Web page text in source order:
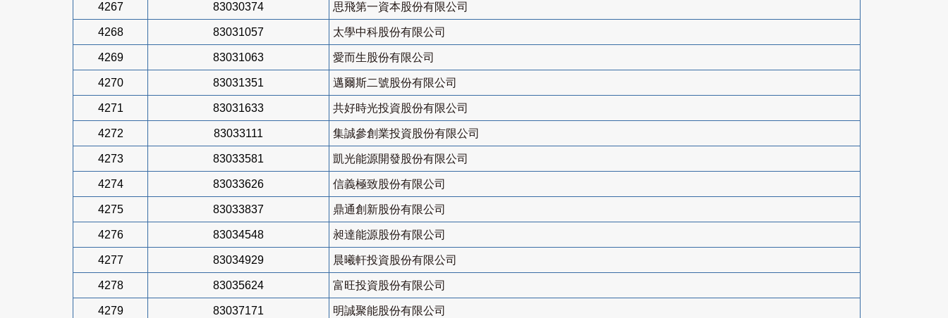
4267 83030374 思飛第一資本股份有限公司
4268 83031057 太學中科股份有限公司
4269 83031063 愛而生股份有限公司
4270 83031351 邁爾斯二號股份有限公司
4271 83031633 共好時光投資股份有限公司
4272 83033111 集誠參創業投資股份有限公司
4273 83033581 凱光能源開發股份有限公司
4274 83033626 信義極致股份有限公司
4275 83033837 鼎通創新股份有限公司
4276 83034548 昶達能源股份有限公司
4277 83034929 晨曦軒投資股份有限公司
4278 83035624 富旺投資股份有限公司
4279 83037171 明誠聚能股份有限公司